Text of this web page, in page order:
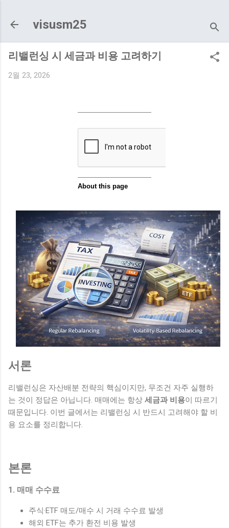
visusm25
리밸런싱 시 세금과 비용 고려하기
2월 23, 2026
서론
리밸런싱은 자산배분 전략의 핵심이지만, 무조건 자주 실행하
는 것이 정답은 아닙니다. 매매에는 항상 세금과 비용이 따르기
때문입니다. 이번 글에서는 리밸런싱 시 반드시 고려해야 할 비
용 요소를 정리합니다.
본론
1. 매매 수수료
주식·ETF 매도/매수 시 거래 수수료 발생
해외 ETF는 추가 환전 비용 발생